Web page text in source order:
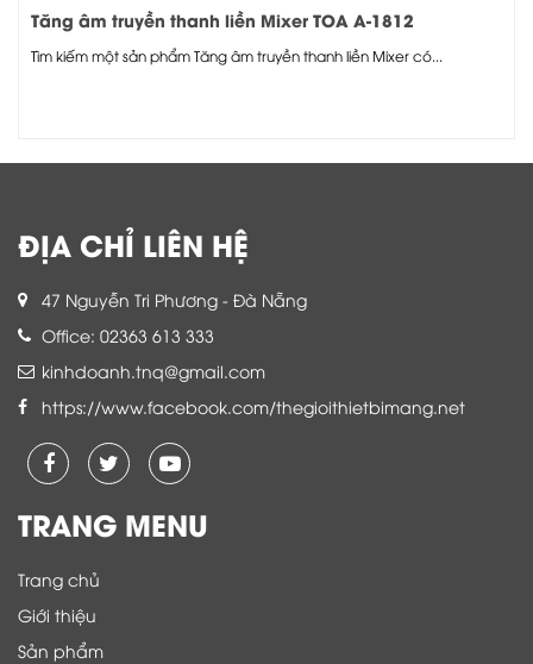
Tăng âm truyền thanh liền Mixer TOA A-1812
Tìm kiếm một sản phẩm Tăng âm truyền thanh liền Mixer có...
ĐỊA CHỈ LIÊN HỆ
47 Nguyễn Tri Phương - Đà Nẵng
Office: 02363 613 333
kinhdoanh.tnq@gmail.com
https://www.facebook.com/thegioithietbimang.net
TRANG MENU
Trang chủ
Giới thiệu
Sản phẩm